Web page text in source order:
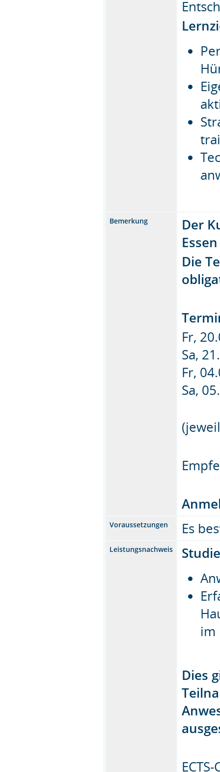
Bemerkung
Der
Die
Fr,
Sa,
Fr,
Sa,
Voraussetzungen Es
Leistungsnachweis
im
Dies